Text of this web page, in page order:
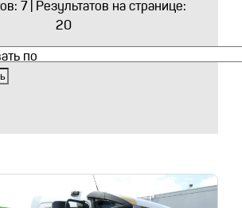
7 | Результатов на странице:
20